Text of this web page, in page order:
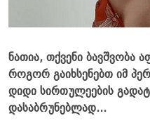
ნათია, თქვენი ბავშვობა
როგორ გაიხსენებთ იმ
დიდი სირთულეების
დასაბრუნებლად...